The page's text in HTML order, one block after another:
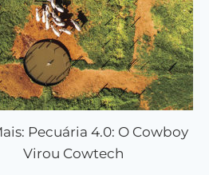
Pecuária 4.0: O Cowboy
Virou Cowtech